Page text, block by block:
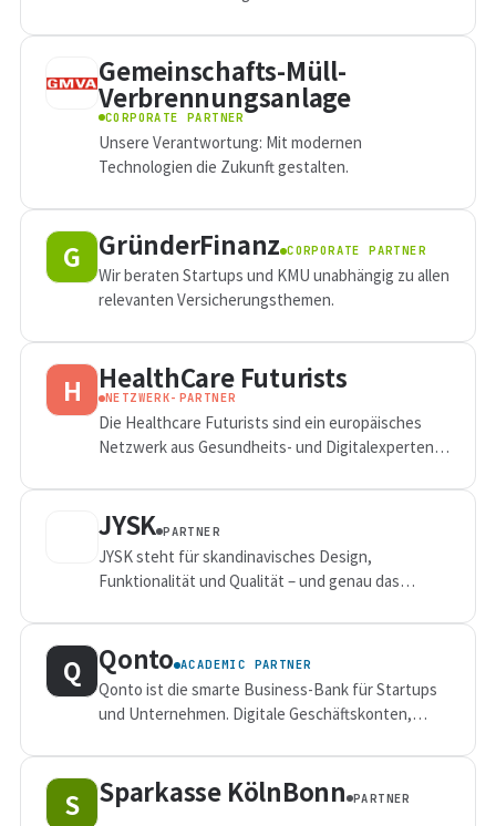
Gemeinschafts-Müll-
Verbrennungsanlage
CORPORATE PARTNER
Unsere Verantwortung: Mit modernen
Technologien die Zukunft gestalten.
G GründerFinanz CORPORATE PARTNER
Wir beraten Startups und KMU unabhängig zu allen
relevanten Versicherungsthemen.
H HealthCare Futurists
NETZWERK-PARTNER
Die Healthcare Futurists sind ein europäisches
Netzwerk aus Gesundheits- und Digitalexperten,
Gesundheitssektor spezialisiert haben.
JYSK PARTNER
JYSK steht für skandinavisches Design,
Funktionalität und Qualität – und genau das
STARTPLATZ-Flächen wider.
Q Qonto ACADEMIC PARTNER
Qonto ist die smarte Business-Bank für Startups
und Unternehmen. Digitale Geschäftskonten,
Transparenz – damit sich Gründer:innen auf...
S Sparkasse KölnBonn PARTNER